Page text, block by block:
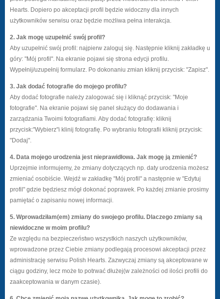
Hearts. Dopiero po akceptacji profil będzie widoczny dla innych
użytkowników serwisu oraz będzie możliwa pełna interakcja.
2. Jak mogę uzupełnić swój profil?
Aby uzupełnić swój profil: najpierw zaloguj się. Następnie kliknij zakładkę u
góry: "Mój profil". Na ekranie pojawi się strona edycji profilu.
Wypełnij/uzupełnij formularz. Po dokonaniu zmian kliknij przycisk: "Zapisz".
3. Jak dodać fotografie do mojego profilu?
Aby dodać fotografie należy zalogować się i kliknąć przycisk: "Moje
fotografie". Na ekranie pojawi się panel służący do dodawania i
zarządzania Twoimi fotografiami. Aby dodać fotografię: kliknij
przycisk:"Wybierz"i klinij fotografię. Po wybraniu fotografii kliknij przycisk:
"Dodaj".
4. Data mojego urodzenia jest nieprawidłowa. Jak mogę ją zmienić?
Uprzejmie informujemy, że zmiany dotyczących np. daty urodzenia możesz
zmieniać osobiście. Wejdź w zakładkę "Mój profil" a następnie w "Edytuj
profil" gdzie będziesz mógł dokonać poprawek. Po każdej zmianie prosimy
pamiętać o zapisaniu nowej informacji.
5. Wprowadziłam(em) zmiany do swojego profilu. Dlaczego zmiany są
niewidoczne w moim profilu?
Ze względu na bezpieczeństwo wszystkich naszych użytkowników,
wprowadzone przez Ciebie zmiany podlegają procesowi akceptacji przez
administrację serwisu Polish Hearts. Zazwyczaj zmiany są akceptowane w
ciągu godziny, lecz może to potrwać dłużej(w zależności od ilości profili do
zaakceptowania w danym czasie).